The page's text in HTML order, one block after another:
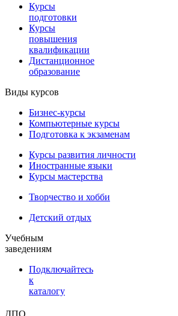
Курсы
подготовки
Курсы
повышения
квалификации
Дистанционное
образование
Виды курсов
Бизнес-курсы
Компьютерные курсы
Подготовка к экзаменам
Курсы развития личности
Иностранные языки
Курсы мастерства
Творчество и хобби
Детский отдых
Учебным
заведениям
Подключайтесь
к
каталогу
ДПО